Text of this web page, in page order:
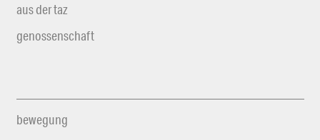
aus der taz
genossenschaft
bewegung